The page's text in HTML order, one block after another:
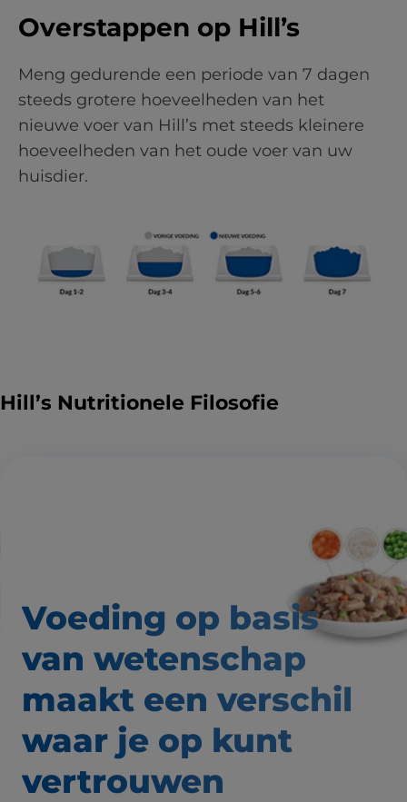
Overstappen op Hill’s
Meng gedurende een periode van 7 dagen
steeds grotere hoeveelheden van het
nieuwe voer van Hill’s met steeds kleinere
hoeveelheden van het oude voer van uw
huisdier.
Hill’s Nutritionele Filosofie
Voeding op basis
van wetenschap
maakt een verschil
waar je op kunt
vertrouwen